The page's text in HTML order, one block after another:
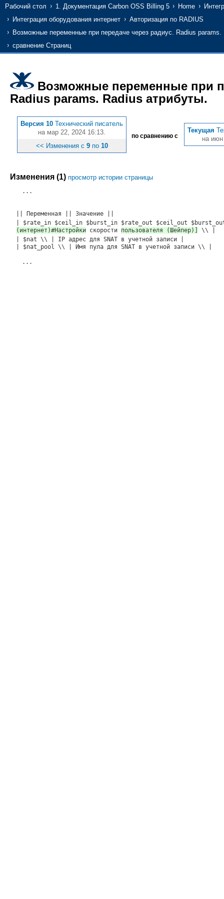
Рабочий стол 1. Документация Carbon OSS Billing 5 Home
Интеграция оборудования интернет
Авторизация по RADIUS
Возможные переменные при передаче через радиус. Radius params.
сравнение Страниц
Возможные переменные при
Radius params. Radius атрибуты.
Версия 10 Технический писатель
на мар 22, 2024 16:13.
<< Изменения с 9по 10
по сравнению с
Текущая
на
Изменения (1) просмотр истории страницы
...
|| Переменная || Значение ||
| $rate_in $ceil_in $burst_in $rate_out $ceil_out
(интернет)#Настройки скорости пользователя (Шейпер)]
\\ |
| $nat \\ | IP адрес для SNAT в учетной записи |
| $nat_pool \\ | Имя пула для SNAT в учетной записи \\ |
...